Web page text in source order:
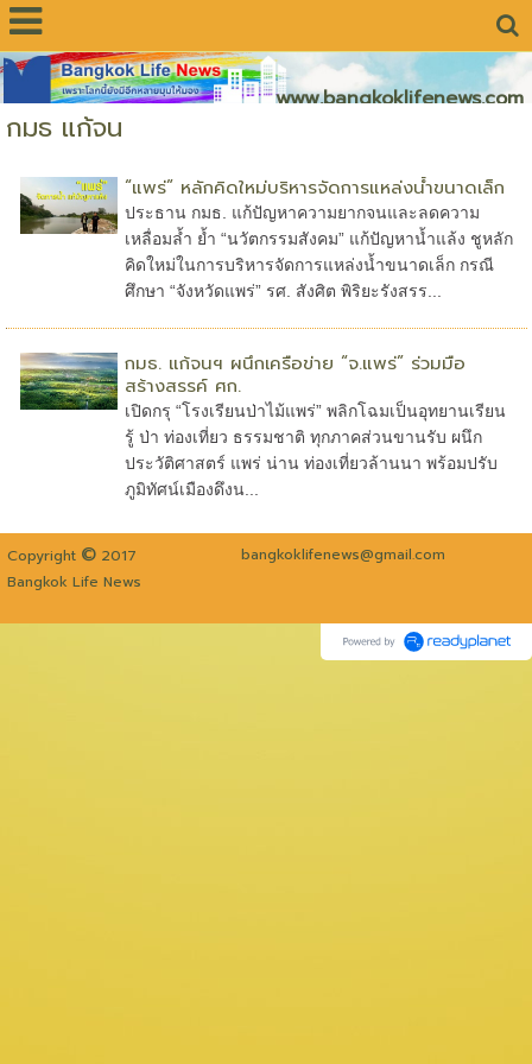
www.bangkoklifenews.com
กมธ แก้จน
“แพร่” หลักคิดใหม่บริหารจัดการแหล่งน้ำขนาดเล็ก
ประธาน กมธ. แก้ปัญหาความยากจนและลดความ
เหลื่อมล้ำ ย้ำ “นวัตกรรมสังคม” แก้ปัญหาน้ำแล้ง ชูหลัก
คิดใหม่ในการบริหารจัดการแหล่งน้ำขนาดเล็ก กรณี
ศึกษา “จังหวัดแพร่” รศ. สังศิต พิริยะรังสรร...
กมธ. แก้จนฯ ผนึกเครือข่าย “จ.แพร่” ร่วมมือ
สร้างสรรค์ ศก.
เปิดกรุ “โรงเรียนป่าไม้แพร่” พลิกโฉมเป็นอุทยานเรียน
รู้ ป่า ท่องเที่ยว ธรรมชาติ ทุกภาคส่วนขานรับ ผนึก
ประวัติศาสตร์ แพร่ น่าน ท่องเที่ยวล้านนา พร้อมปรับ
ภูมิทัศน์เมืองดึงน...
Copyright © 2017
bangkoklifenews@gmail.com
Bangkok Life News